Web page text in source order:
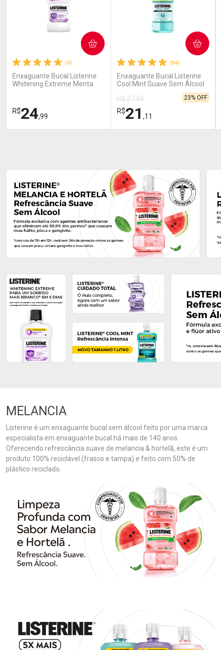
(4)
Enxaguante Bucal Listerine
Whitening Extreme Menta
R$24,99
COMPRAR
Ativar Desconto
Comprar sem Desconto
Por R$ 24,99/cada
Comprar sem Desconto
Por R$ 24,99/cada
(84)
Enxaguante Bucal Listerine
Cool Mint Suave Sem Álcool
R$ 27,59
R$21 ,11
23% OFF
COMPRAR
Ativar Desconto
Comprar sem Desconto
Por R$ 21,11/cada
Comprar sem Desconto
Por R$ 21,11/cada
MELANCIA
Listerine é um enxaguante bucal sem álcool feito por uma marca
especialista em enxaguante bucal há mais de 140 anos.
Oferecendo refrescância suave de melancia & hortelã, este é um
produto 100% reciclável (frasco e tampa) e feito com 50% de
plástico reciclado.